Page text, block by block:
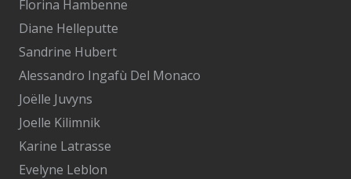
Florina Hambenne
Diane Helleputte
Sandrine Hubert
Alessandro Ingafù Del Monaco
Joëlle Juvyns
Joelle Kilimnik
Karine Latrasse
Evelyne Leblon